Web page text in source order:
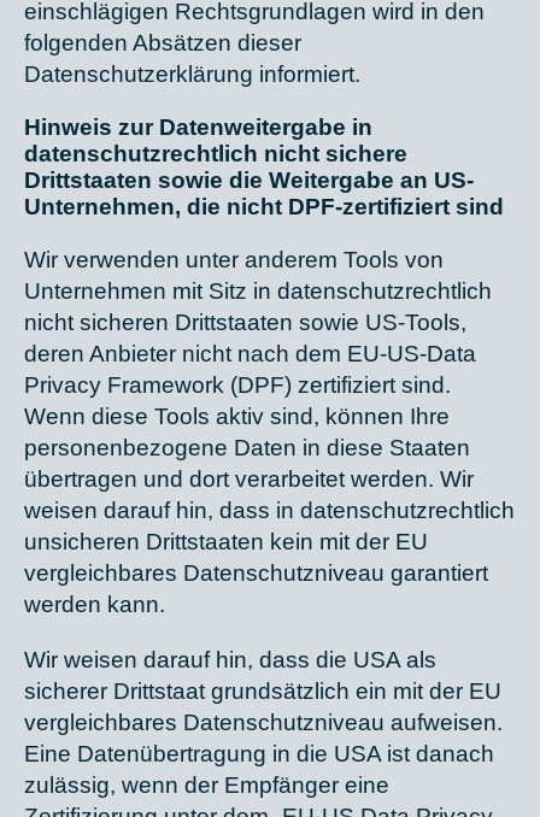
einschlägigen Rechtsgrundlagen wird in den
folgenden Absätzen dieser
Datenschutzerklärung informiert.
Hinweis zur Datenweitergabe in
datenschutzrechtlich nicht sichere
Drittstaaten sowie die Weitergabe an US-
Unternehmen, die nicht DPF-zertifiziert sind
Wir verwenden unter anderem Tools von
Unternehmen mit Sitz in datenschutzrechtlich
nicht sicheren Drittstaaten sowie US-Tools,
deren Anbieter nicht nach dem EU-US-Data
Privacy Framework (DPF) zertifiziert sind.
Wenn diese Tools aktiv sind, können Ihre
personenbezogene Daten in diese Staaten
übertragen und dort verarbeitet werden. Wir
weisen darauf hin, dass in datenschutzrechtlich
unsicheren Drittstaaten kein mit der EU
vergleichbares Datenschutzniveau garantiert
werden kann.
Wir weisen darauf hin, dass die USA als
sicherer Drittstaat grundsätzlich ein mit der EU
vergleichbares Datenschutzniveau aufweisen.
Eine Datenübertragung in die USA ist danach
zulässig, wenn der Empfänger eine